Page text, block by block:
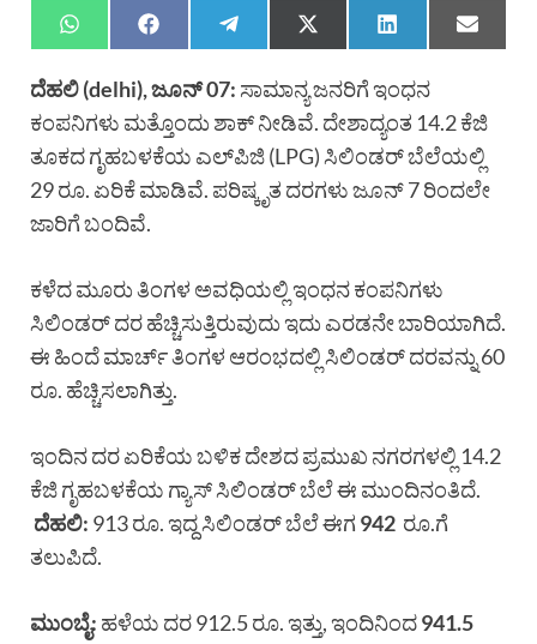
ದೆಹಲಿ (delhi), ಜೂನ್ 07: ಸಾಮಾನ್ಯ ಜನರಿಗೆ ಇಂಧನ
ಕಂಪನಿಗಳು ಮತ್ತೊಂದು ಶಾಕ್ ನೀಡಿವೆ. ದೇಶಾದ್ಯಂತ 14.2 ಕೆಜಿ
ತೂಕದ ಗೃಹಬಳಕೆಯ ಎಲ್‌ಪಿಜಿ (LPG) ಸಿಲಿಂಡರ್ ಬೆಲೆಯಲ್ಲಿ
29 ರೂ. ಏರಿಕೆ ಮಾಡಿವೆ. ಪರಿಷ್ಕೃತ ದರಗಳು ಜೂನ್ 7 ರಿಂದಲೇ
ಜಾರಿಗೆ ಬಂದಿವೆ.
ಕಳೆದ ಮೂರು ತಿಂಗಳ ಅವಧಿಯಲ್ಲಿ ಇಂಧನ ಕಂಪನಿಗಳು
ಸಿಲಿಂಡರ್ ದರ ಹೆಚ್ಚಿಸುತ್ತಿರುವುದು ಇದು ಎರಡನೇ ಬಾರಿಯಾಗಿದೆ.
ಈ ಹಿಂದೆ ಮಾರ್ಚ್ ತಿಂಗಳ ಆರಂಭದಲ್ಲಿ ಸಿಲಿಂಡರ್ ದರವನ್ನು 60
ರೂ. ಹೆಚ್ಚಿಸಲಾಗಿತ್ತು.
ಇಂದಿನ ದರ ಏರಿಕೆಯ ಬಳಿಕ ದೇಶದ ಪ್ರಮುಖ ನಗರಗಳಲ್ಲಿ 14.2
ಕೆಜಿ ಗೃಹಬಳಕೆಯ ಗ್ಯಾಸ್ ಸಿಲಿಂಡರ್ ಬೆಲೆ ಈ ಮುಂದಿನಂತಿದೆ.
ದೆಹಲಿ: 913 ರೂ. ಇದ್ದ ಸಿಲಿಂಡರ್ ಬೆಲೆ ಈಗ 942 ರೂ.ಗೆ
ತಲುಪಿದೆ.
ಮುಂಬೈ: ಹಳೆಯ ದರ 912.5 ರೂ. ಇತ್ತು, ಇಂದಿನಿಂದ941.5